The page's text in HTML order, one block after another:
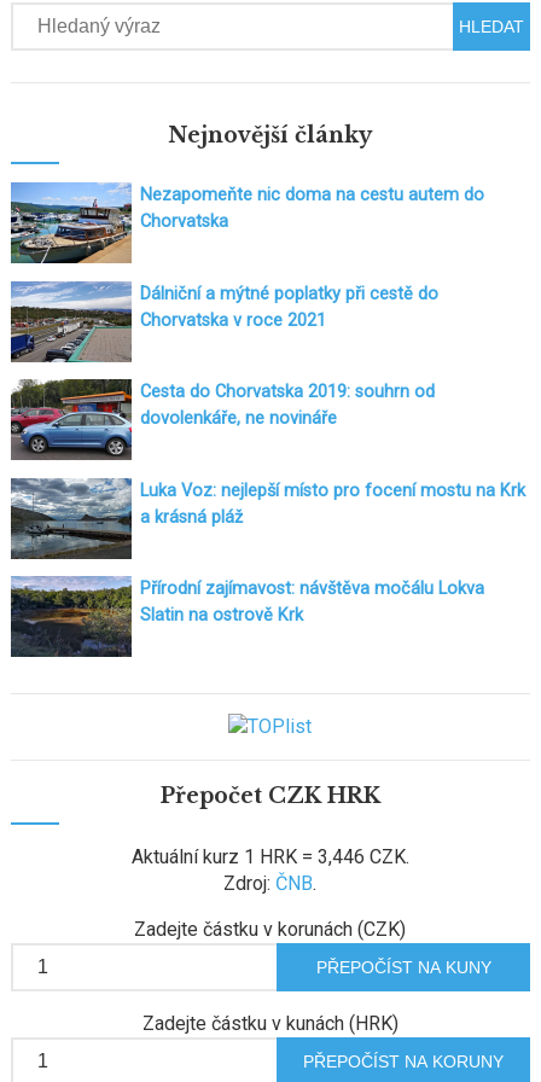
Nejnovější články
Nezapomeňte nic doma na cestu autem do
Chorvatska
Dálniční a mýtné poplatky při cestě do
Chorvatska v roce 2021
Cesta do Chorvatska 2019: souhrn od
dovolenkáře, ne novináře
Luka Voz: nejlepší místo pro focení mostu na Krk
a krásná pláž
Přírodní zajímavost: návštěva močálu Lokva
Slatin na ostrově Krk
Přepočet CZK HRK
Aktuální kurz 1 HRK = 3,446 CZK.
Zdroj: ČNB.
Zadejte částku v korunách (CZK)
Zadejte částku v kunách (HRK)